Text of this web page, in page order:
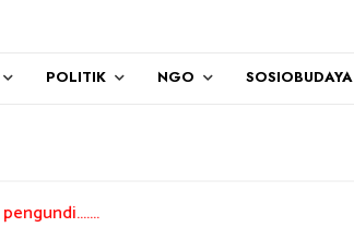
POLITIK NGO SOSIOBUDAYA